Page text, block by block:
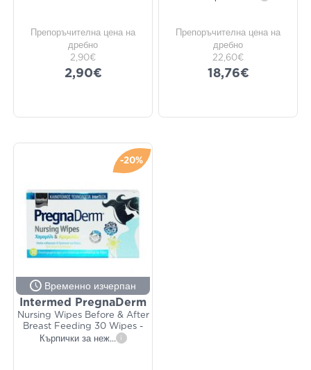
Препоръчителна цена на
дребно
2,90€
2,90€
Препоръчителна цена на
дребно
22,60€
18,76€
-20%
Временно изчерпан
Intermed PregnaDerm
Nursing Wipes Before & After
Breast Feeding 30 Wipes -
Кърпички за неж... i